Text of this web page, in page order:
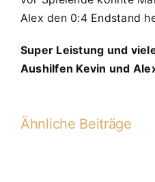
Alex den 0:4 Endstand
Super Leistung und
Aushilfen Kevin und
Ähnliche Beiträge